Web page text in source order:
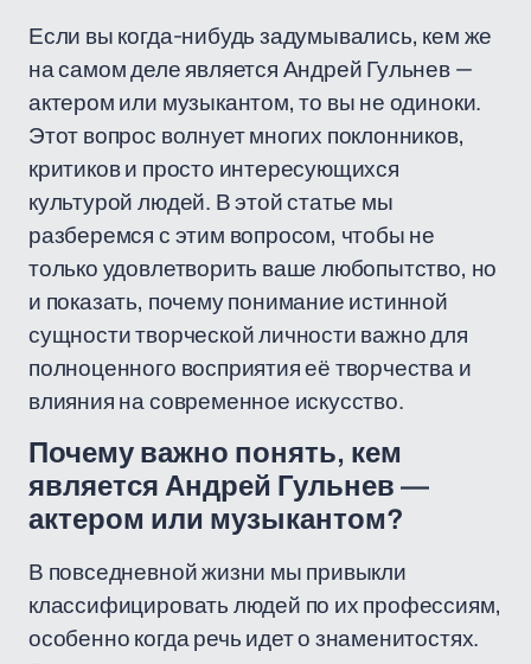
Если вы когда-нибудь задумывались, кем же
на самом деле является Андрей Гульнев —
актером или музыкантом, то вы не одиноки.
Этот вопрос волнует многих поклонников,
критиков и просто интересующихся
культурой людей. В этой статье мы
разберемся с этим вопросом, чтобы не
только удовлетворить ваше любопытство, но
и показать, почему понимание истинной
сущности творческой личности важно для
полноценного восприятия её творчества и
влияния на современное искусство.
Почему важно понять, кем
является Андрей Гульнев —
актером или музыкантом?
В повседневной жизни мы привыкли
классифицировать людей по их профессиям,
особенно когда речь идет о знаменитостях.